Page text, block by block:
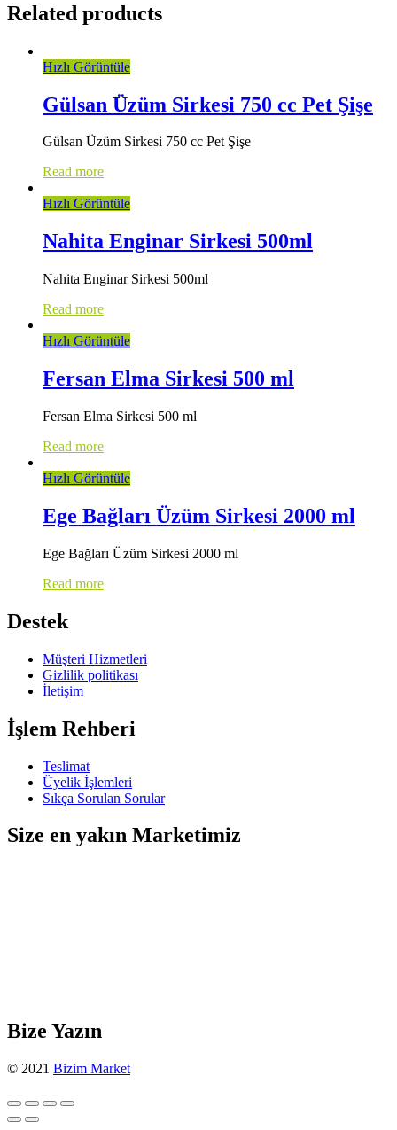
Related products
Hızlı Görüntüle
Gülsan Üzüm Sirkesi 750 cc Pet Şişe
Gülsan Üzüm Sirkesi 750 cc Pet Şişe
Read more
Hızlı Görüntüle
Nahita Enginar Sirkesi 500ml
Nahita Enginar Sirkesi 500ml
Read more
Hızlı Görüntüle
Fersan Elma Sirkesi 500 ml
Fersan Elma Sirkesi 500 ml
Read more
Hızlı Görüntüle
Ege Bağları Üzüm Sirkesi 2000 ml
Ege Bağları Üzüm Sirkesi 2000 ml
Read more
Destek
Müşteri Hizmetleri
Gizlilik politikası
İletişim
İşlem Rehberi
Teslimat
Üyelik İşlemleri
Sıkça Sorulan Sorular
Size en yakın Marketimiz
Bize Yazın
© 2021 Bizim Market